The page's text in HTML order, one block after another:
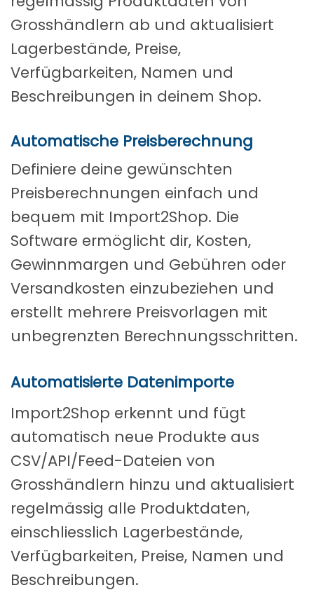
Grosshändlern ab und aktualisiert
Lagerbestände, Preise,
Verfügbarkeiten, Namen und
Beschreibungen in deinem Shop.
Automatische Preisberechnung
Definiere deine gewünschten
Preisberechnungen einfach und
bequem mit Import2Shop. Die
Software ermöglicht dir, Kosten,
Gewinnmargen und Gebühren oder
Versandkosten einzubeziehen und
erstellt mehrere Preisvorlagen mit
unbegrenzten Berechnungsschritten.
Automatisierte Datenimporte
Import2Shop erkennt und fügt
automatisch neue Produkte aus
CSV/API/Feed-Dateien von
Grosshändlern hinzu und aktualisiert
regelmässig alle Produktdaten,
einschliesslich Lagerbestände,
Verfügbarkeiten, Preise, Namen und
Beschreibungen.